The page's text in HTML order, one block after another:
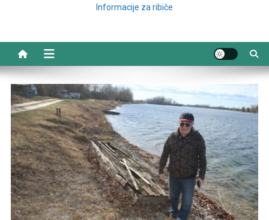
Informacije za ribiče